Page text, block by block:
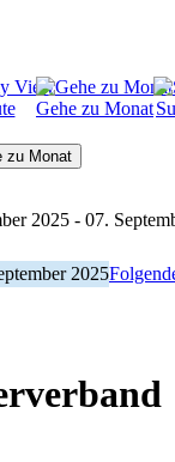
Gehe zu Monat
zu Monat
2025 - 07.
2025